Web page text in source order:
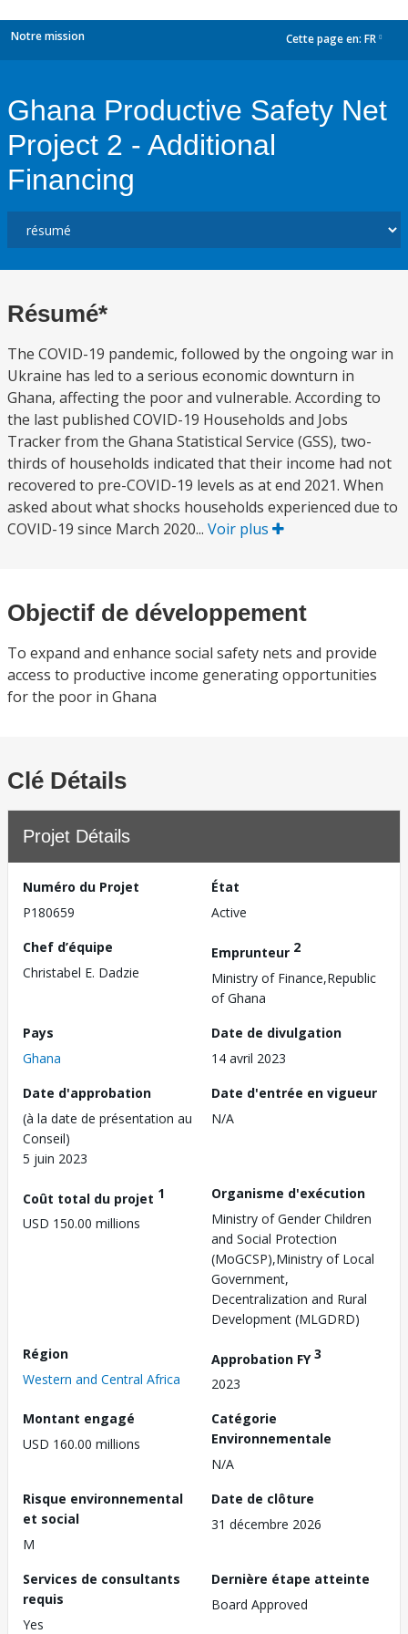
Notre mission Cette page en: FR
Ghana Productive Safety Net
Project 2 - Additional
Financing
Résumé*
The COVID-19 pandemic, followed by the ongoing war in
Ukraine has led to a serious economic downturn in
Ghana, affecting the poor and vulnerable. According to
the last published COVID-19 Households and Jobs
Tracker from the Ghana Statistical Service (GSS), two-
thirds of households indicated that their income had not
recovered to pre-COVID-19 levels as at end 2021. When
asked about what shocks households experienced due to
COVID-19 since March 2020... Voir plus
Objectif de développement
To expand and enhance social safety nets and provide
access to productive income generating opportunities
for the poor in Ghana
Clé Détails
Projet Détails
Numéro du Projet
P180659
État
Active
Chef d’équipe
Christabel E. Dadzie
Emprunteur 2
Ministry of Finance,Republic
of Ghana
Pays
Ghana
Date de divulgation
14 avril 2023
Date d'approbation
(à la date de présentation au
Conseil)
5 juin 2023
Date d'entrée en vigueur
N/A
Coût total du projet 1
USD 150.00 millions
Organisme d'exécution
Ministry of Gender Children
and Social Protection
(MoGCSP),Ministry of Local
Government,
Decentralization and Rural
Development (MLGDRD)
Région
Western and Central Africa
Approbation FY3
2023
Montant engagé
USD 160.00 millions
Catégorie
Environnementale
N/A
Risque environnemental
et social
M
Date de clôture
31 décembre 2026
Services de consultants
requis
Yes
Dernière étape atteinte
Board Approved